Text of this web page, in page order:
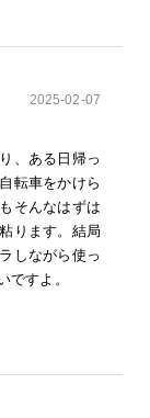
2025-02-07
、ある日帰っ
転車をかけら
そんなはずは
ります。結局
しながら使っ
ですよ。